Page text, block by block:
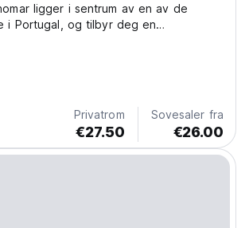
ligger i sentrum av en av de
i Portugal, og tilbyr deg en
med enkle atmosfærer, inspirert
Tomar er en Templar-by
Privatrom
€27.50
Sovesaler fra
€26.00